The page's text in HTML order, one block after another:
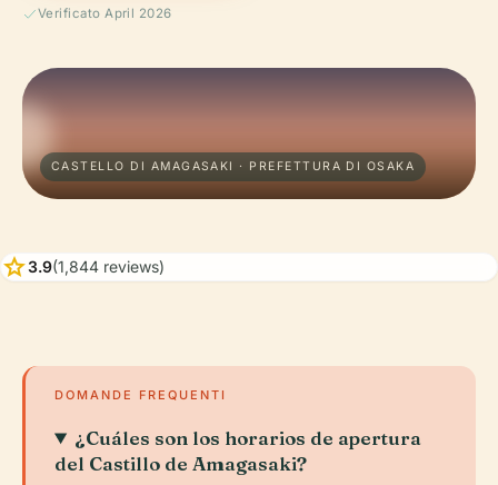
Verificato April 2026
CASTELLO DI AMAGASAKI · PREFETTURA DI OSAKA
star3.9(1,844 reviews)
DOMANDE FREQUENTI
¿Cuáles son los horarios de apertura
del Castillo de Amagasaki?